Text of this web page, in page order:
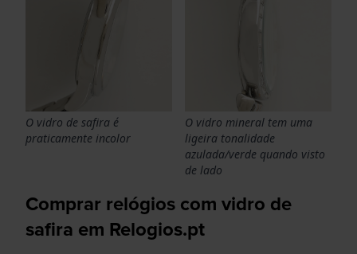
O vidro de safira é
praticamente incolor
O vidro mineral tem uma
ligeira tonalidade
azulada/verde quando visto
de lado
Comprar relógios com vidro de
safira em Relogios.pt